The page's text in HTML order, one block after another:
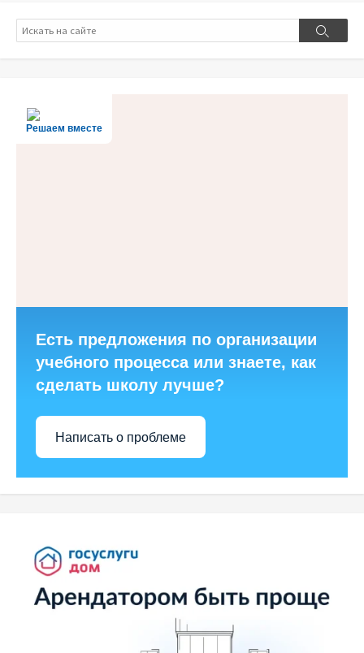
Поиск
Поиск
Решаем вместе
Есть предложения по организации
учебного процесса или знаете, как
сделать школу лучше?
Написать о проблеме